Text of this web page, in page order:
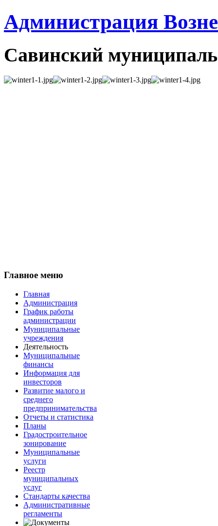
Администрация
Савинский
Главное меню
Главная
Администрация
График работы
администрации
Муниципальные
учреждения
Деятельность
Муниципальные
финансы
Информация для
инвесторов
Развитие малого и
среднего
предпринимательства
Отчеты и статистика
Планы
Градостроительное
зонирование
Муниципальные
услуги
Реестр
муниципальных
услуг
Стандарты качества
Административные
регламенты